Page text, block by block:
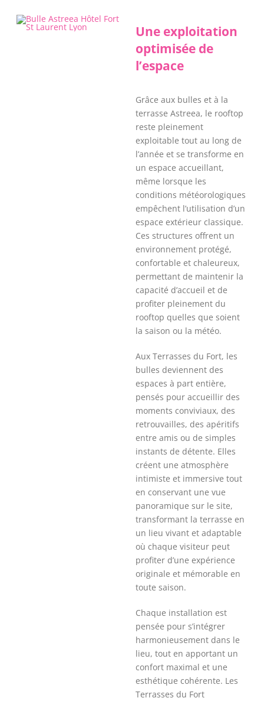
Une exploitation
optimisée de
l’espace
Grâce aux bulles et à la
terrasse Astreea, le rooftop
reste pleinement
exploitable tout au long de
l’année et se transforme en
un espace accueillant,
même lorsque les
conditions météorologiques
empêchent l’utilisation d’un
espace extérieur classique.
Ces structures offrent un
environnement protégé,
confortable et chaleureux,
permettant de maintenir la
capacité d’accueil et de
profiter pleinement du
rooftop quelles que soient
la saison ou la météo.
Aux Terrasses du Fort, les
bulles deviennent des
espaces à part entière,
pensés pour accueillir des
moments conviviaux, des
retrouvailles, des apéritifs
entre amis ou de simples
instants de détente. Elles
créent une atmosphère
intimiste et immersive tout
en conservant une vue
panoramique sur le site,
transformant la terrasse en
un lieu vivant et adaptable
où chaque visiteur peut
profiter d’une expérience
originale et mémorable en
toute saison.
Chaque installation est
pensée pour s’intégrer
harmonieusement dans le
lieu, tout en apportant un
confort maximal et une
esthétique cohérente. Les
Terrasses du Fort